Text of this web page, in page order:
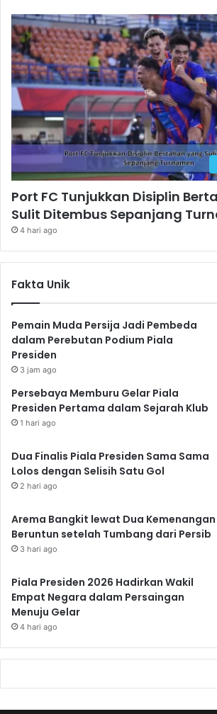
Port FC Tunjukkan Disiplin
Sulit Ditembus Sepanjang
4 hari ago
Fakta Unik
Pemain Muda Persija Jadi Pembeda
dalam Perebutan Podium Piala
Presiden
3 jam ago
Persebaya Memburu Gelar Piala
Presiden Pertama dalam Sejarah Klub
1 hari ago
Dua Finalis Piala Presiden Sama Sama
Lolos dengan Selisih Satu Gol
2 hari ago
Arema Bangkit lewat Dua Kemenangan
Beruntun setelah Tumbang dari Persib
3 hari ago
Piala Presiden 2026 Hadirkan Wakil
Empat Negara dalam Persaingan
Menuju Gelar
4 hari ago